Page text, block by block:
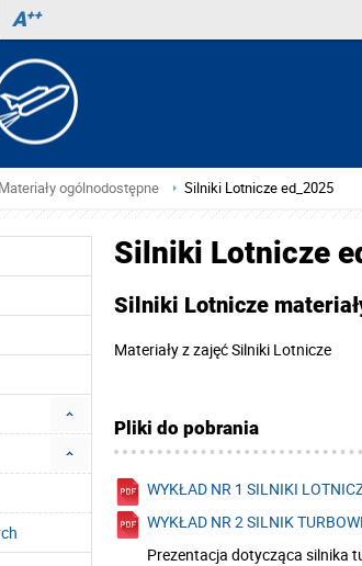
A++
Materiały ogólnodostępne Silniki Lotnicze ed_2025
Silniki Lotnicze
Silniki Lotnicze
Materiały z zajęć Silniki Lotnicze
Pliki do pobrania
WYKŁAD NR 1 SILNIKI
WYKŁAD NR 2 SILNIK
Prezentacja dotycząca silnika